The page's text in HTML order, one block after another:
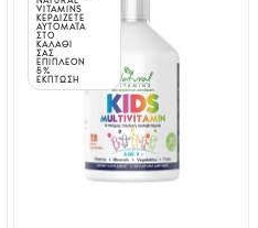
VITAMINS
ΚΕΡΔΙΖΕΤΕ
ΑΥΤΟΜΑΤΑ
ΣΤΟ
ΚΑΛΑΘΙ
ΣΑΣ
ΕΠΙΠΛΕΟΝ
5%
ΕΚΠΤΩΣΗ